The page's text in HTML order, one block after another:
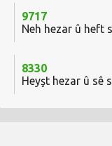
9717
Neh hezar û heft
8330
Heyşt hezar û sê